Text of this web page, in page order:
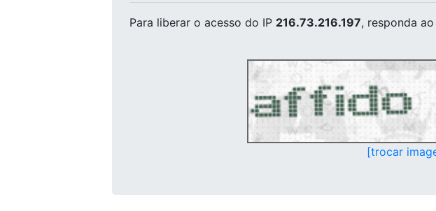
Para liberar o acesso do IP 216.73.216.197, responda
[trocar